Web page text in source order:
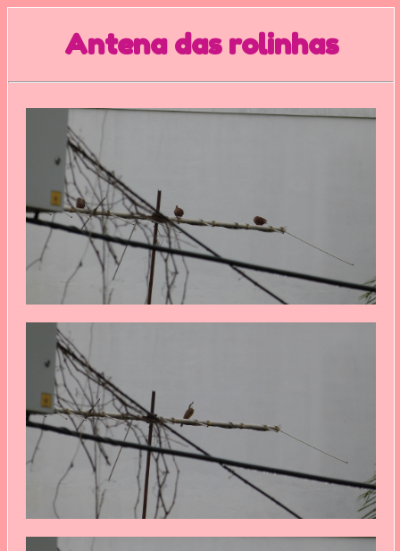
Antena das rolinhas